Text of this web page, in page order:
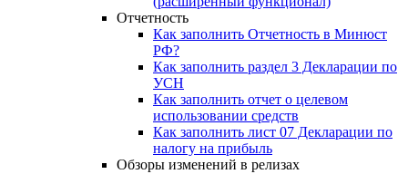
Отчетность
Как заполнить Отчетность в Минюст
РФ?
Как заполнить раздел 3 Декларации по
УСН
Как заполнить отчет о целевом
использовании средств
Как заполнить лист 07 Декларации по
налогу на прибыль
Обзоры изменений в релизах